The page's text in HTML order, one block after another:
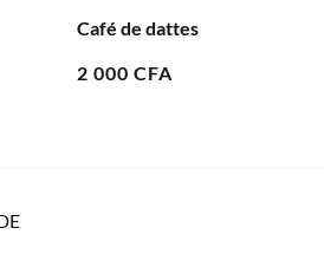
Café de dattes
2 000 CFA